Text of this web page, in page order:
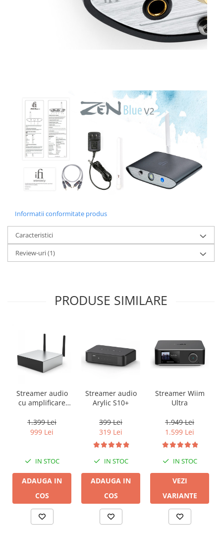
Informatii conformitate produs
Caracteristici
Review-uri(1)
PRODUSE SIMILARE
Streamer audio
cu amplificare
A50+, LAN /Wi-Fi
/Bluetooth,
1.399 Lei
999 Lei
IN STOC
ADAUGA IN
COS
Streamer audio
Arylic S10+
399 Lei
319 Lei
IN STOC
ADAUGA IN
COS
Streamer Wiim
Ultra
1.949 Lei
1.599 Lei
IN STOC
VEZI
VARIANTE